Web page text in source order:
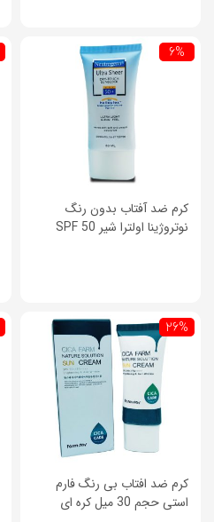
6%
کرم ضد آفتاب بدون رنگ
نوتروژینا اولترا شیر SPF 50
26%
کرم ضد افتاب بی رنگ فارم
استی حجم 30 میل کره ای